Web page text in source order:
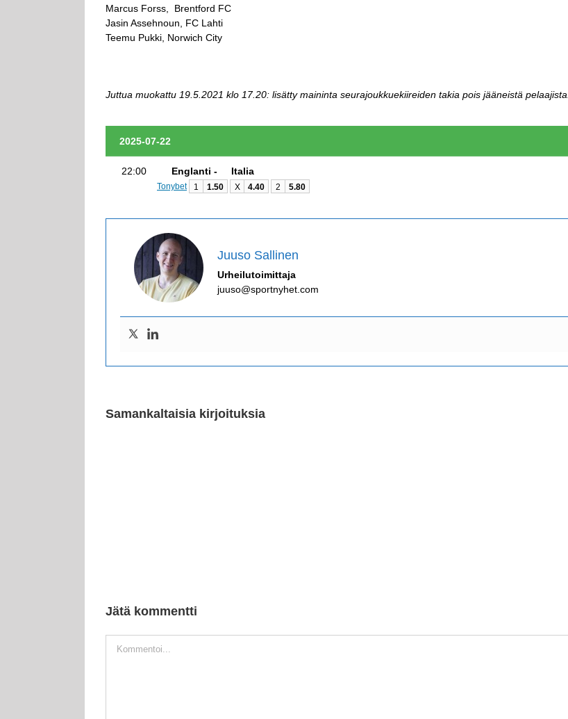
Marcus Forss, Brentford FC
Jasin Assehnoun, FC Lahti
Teemu Pukki, Norwich City
Juttua muokattu 19.5.2021 klo 17.20: lisätty maininta seurajoukkuekiireiden takia pois jääneistä pelaajista.
2025-07-22
22:00 Englanti - Italia
Tonybet 1 1.50 X 4.40 2 5.80
Juuso Sallinen
Urheilutoimittaja
juuso@sportnyhet.com
Samankaltaisia kirjoituksia
Jätä kommentti